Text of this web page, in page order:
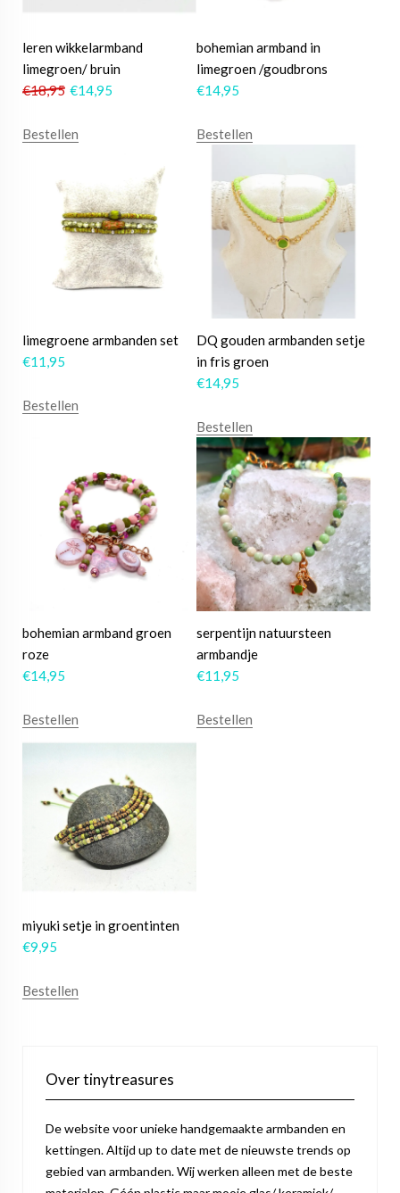
leren wikkelarmband
limegroen/ bruin
€18,95 €14,95
Bestellen
bohemian armband in
limegroen /goudbrons
€14,95
Bestellen
limegroene armbanden set
€11,95
Bestellen
DQ gouden armbanden setje
in fris groen
€14,95
Bestellen
bohemian armband groen
roze
€14,95
Bestellen
serpentijn natuursteen
armbandje
€11,95
Bestellen
miyuki setje in groentinten
€9,95
Bestellen
Over tinytreasures
De website voor unieke handgemaakte armbanden en
kettingen. Altijd up to date met de nieuwste trends op
gebied van armbanden. Wij werken alleen met de beste